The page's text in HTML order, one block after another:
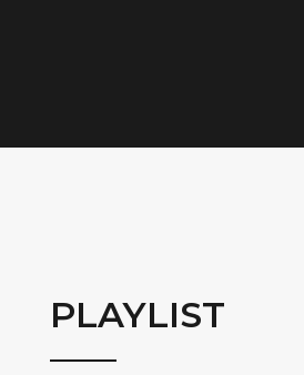
PLAYLIST